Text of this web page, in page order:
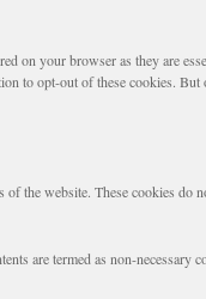
on your browser as they are
to opt-out of these cookies.
the website. These cookies do
are termed as non-